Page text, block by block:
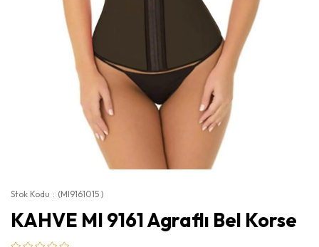
Stok Kodu (MI9161015 )
KAHVE MI 9161 Agraflı Bel Korse